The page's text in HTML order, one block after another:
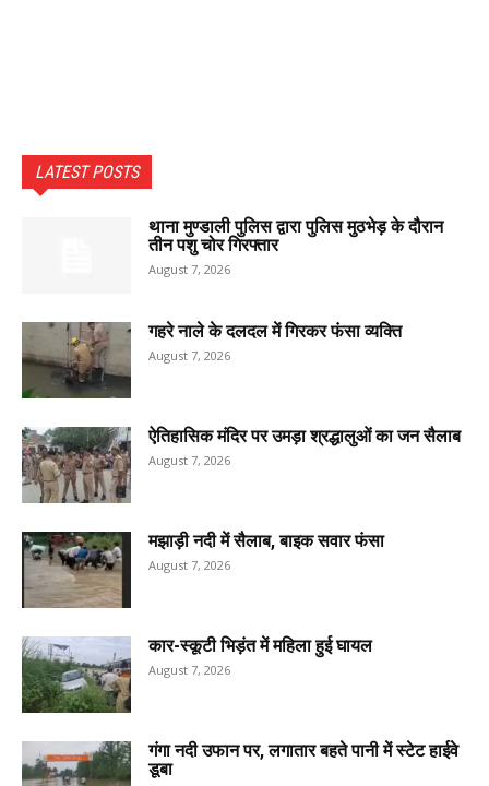
LATEST POSTS
थाना मुण्डाली पुलिस द्वारा पुलिस मुठभेड़ के दौरान
तीन पशु चोर गिरफ्तार
August 7, 2026
गहरे नाले के दलदल में गिरकर फंसा व्यक्ति
August 7, 2026
ऐतिहासिक मंदिर पर उमड़ा श्रद्धालुओं का जन सैलाब
August 7, 2026
मझाड़ी नदी में सैलाब, बाइक सवार फंसा
August 7, 2026
कार-स्कूटी भिड़ंत में महिला हुई घायल
August 7, 2026
गंगा नदी उफान पर, लगातार बहते पानी में स्टेट हाईवे
डूबा